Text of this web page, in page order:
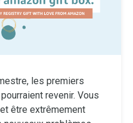
les premiers
revenir. Vous
être extrêmement